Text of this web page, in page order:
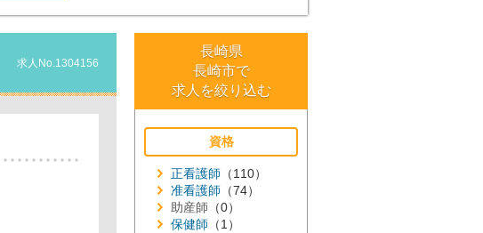
長崎県
長崎市で
求人を絞り込む
資格
正看護師 （110）
准看護師 （74）
助産師 （0）
保健師 （1）
求人No.1304156